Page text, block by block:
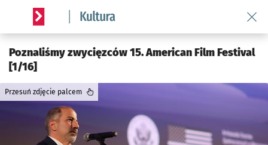
Serwis informacyjny wroclaw.pl podserwis: Kultura
Poznaliśmy zwycięzców 15. American Film Festival
[1/16]
Przesuń zdjęcie palcem